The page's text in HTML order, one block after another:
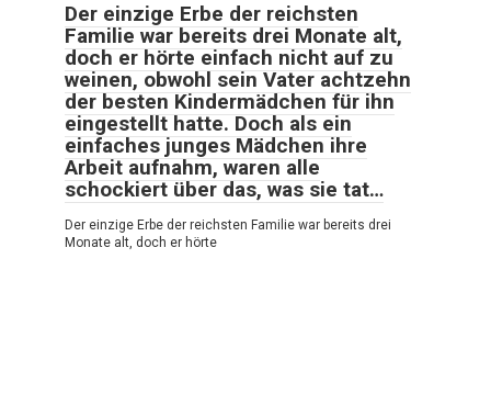
Der einzige Erbe der reichsten
Familie war bereits drei Monate alt,
doch er hörte einfach nicht auf zu
weinen, obwohl sein Vater achtzehn
der besten Kindermädchen für ihn
eingestellt hatte. Doch als ein
einfaches junges Mädchen ihre
Arbeit aufnahm, waren alle
schockiert über das, was sie tat…
Der einzige Erbe der reichsten Familie war bereits drei
Monate alt, doch er hörte